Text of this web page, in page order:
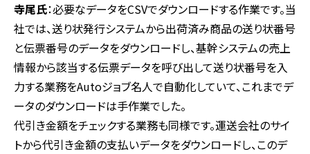
寺尾氏：必要なデータをCSVでダウンロードする作業です。当
社では、送り状発行システムから出荷済み商品の送り状番号
と伝票番号のデータをダウンロードし、基幹システムの売上
情報から該当する伝票データを呼び出して送り状番号を入
力する業務をAutoジョブ名人で自動化していて、これまでデ
ータのダウンロードは手作業でした。
代引き金額をチェックする業務も同様です。運送会社のサイ
トから代引き金額の支払いデータをダウンロードし、このデ